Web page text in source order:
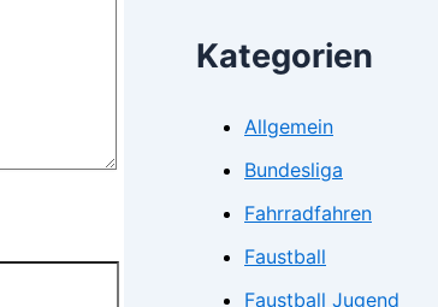
Kategorien
Allgemein
Bundesliga
Fahrradfahren
Faustball
Faustball Jugend